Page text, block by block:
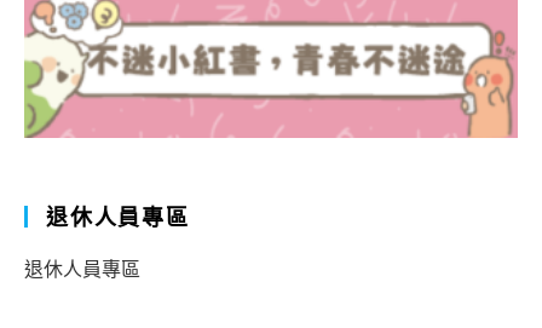
退休人員專區
退休人員專區